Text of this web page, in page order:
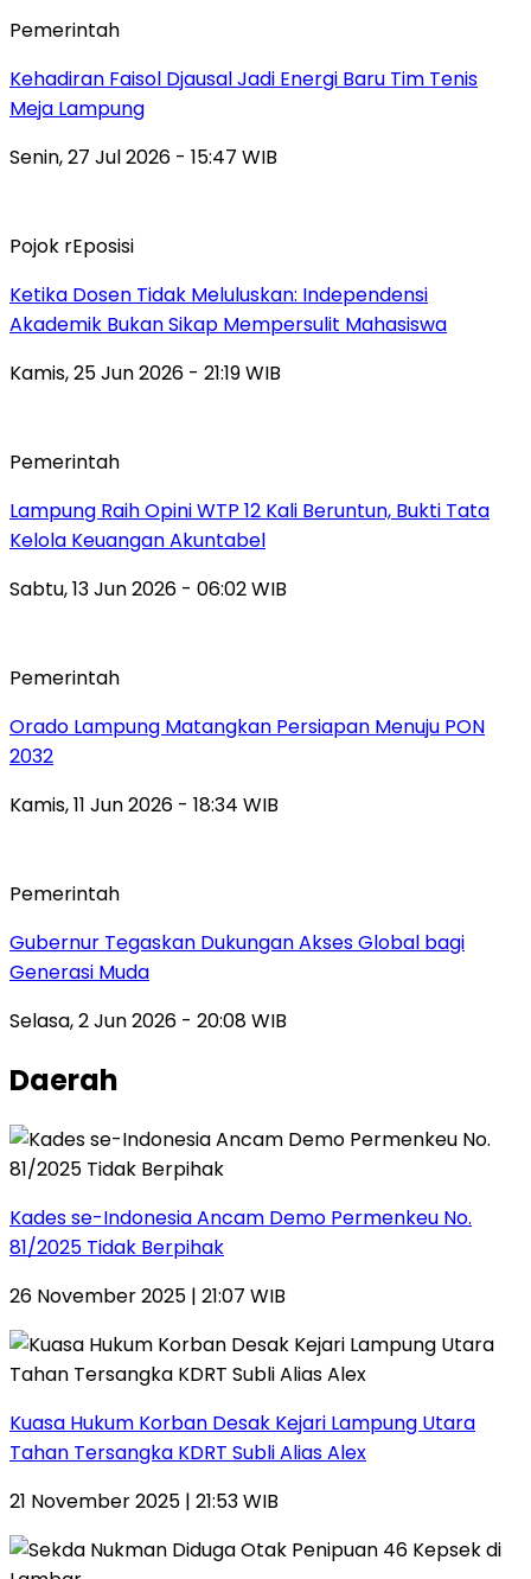
Pemerintah
Kehadiran Faisol Djausal Jadi Energi Baru Tim Tenis
Meja Lampung
Senin, 27 Jul 2026 - 15:47 WIB
Pojok rEposisi
Ketika Dosen Tidak Meluluskan: Independensi
Akademik Bukan Sikap Mempersulit Mahasiswa
Kamis, 25 Jun 2026 - 21:19 WIB
Pemerintah
Lampung Raih Opini WTP 12 Kali Beruntun, Bukti Tata
Kelola Keuangan Akuntabel
Sabtu, 13 Jun 2026 - 06:02 WIB
Pemerintah
Orado Lampung Matangkan Persiapan Menuju PON
2032
Kamis, 11 Jun 2026 - 18:34 WIB
Pemerintah
Gubernur Tegaskan Dukungan Akses Global bagi
Generasi Muda
Selasa, 2 Jun 2026 - 20:08 WIB
Daerah
Kades se-Indonesia Ancam Demo Permenkeu No.
81/2025 Tidak Berpihak
26 November 2025 | 21:07 WIB
Kuasa Hukum Korban Desak Kejari Lampung Utara
Tahan Tersangka KDRT Subli Alias Alex
21 November 2025 | 21:53 WIB